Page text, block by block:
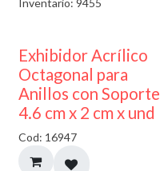
50% DESCUENTO
Exhibidor Acrílico
Octagonal para
Anillos con Soporte
4.6 cm x 2 cm x und
Cod: 16947